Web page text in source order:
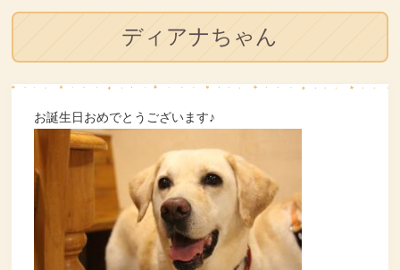
ディアナちゃん
お誕生日おめでとうございます♪